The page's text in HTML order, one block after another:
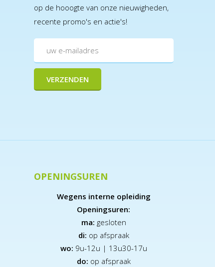
op de hooogte van onze nieuwigheden,
recente promo's en actie's!
OPENINGSUREN
Wegens interne opleiding
Openingsuren:
ma: gesloten
di: op afspraak
wo: 9u-12u | 13u30-17u
do: op afspraak